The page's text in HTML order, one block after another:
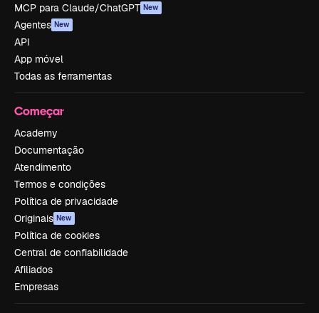
MCP para Claude/ChatGPT New
Agentes New
API
App móvel
Todas as ferramentas
Começar
Academy
Documentação
Atendimento
Termos e condições
Política de privacidade
Originais New
Política de cookies
Central de confiabilidade
Afiliados
Empresas